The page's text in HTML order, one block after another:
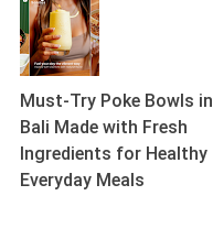
Must-Try Poke Bowls in
Bali Made with Fresh
Ingredients for Healthy
Everyday Meals